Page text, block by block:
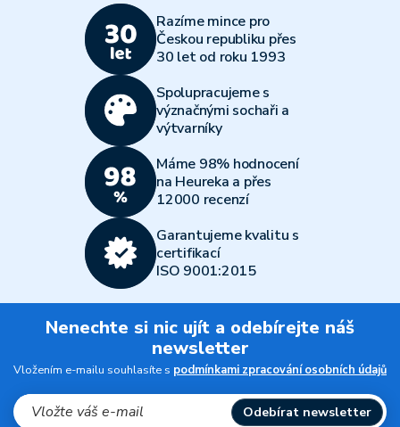
Razíme mince pro
Českou republiku přes
30 let od roku 1993
Spolupracujeme s
význačnými sochaři a
výtvarníky
Máme 98% hodnocení
na Heureka a přes
12000 recenzí
Garantujeme kvalitu s
certifikací
ISO 9001:2015
Nenechte si nic ujít a odebírejte náš
newsletter
Vložením e-mailu souhlasíte s podmínkami zpracování osobních údajů
Odebírat newsletter